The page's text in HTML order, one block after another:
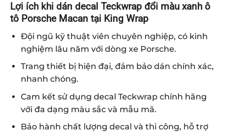
Lợi ích khi dán decal Teckwrap đổi màu xanh ô
tô Porsche Macan tại King Wrap
Đội ngũ kỹ thuật viên chuyên nghiệp, có kinh
nghiệm lâu năm với dòng xe Porsche.
Trang thiết bị hiện đại, đảm bảo dán chính xác,
nhanh chóng.
Cam kết sử dụng decal Teckwrap chính hãng
với đa dạng màu sắc và mẫu mã.
Bảo hành chất lượng decal và thi công, hỗ trợ